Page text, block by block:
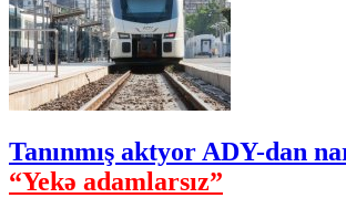
Tanınmış aktyor ADY-dan
“Yekə adamlarsız”